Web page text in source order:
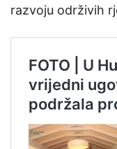
razvoju održivih